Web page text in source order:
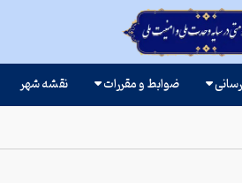
ضوابط و مقررات نقشه شهر